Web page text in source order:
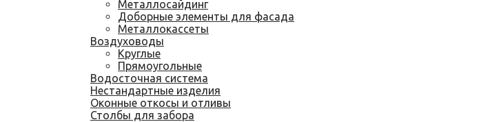
Металлосайдинг
Доборные элементы для фасада
Металлокассеты
Воздуховоды
Круглые
Прямоугольные
Водосточная система
Нестандартные изделия
Оконные откосы и отливы
Столбы для забора